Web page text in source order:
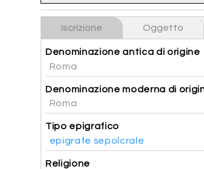
Iscrizione Oggetto
Denominazione antica di origine
Roma
Denominazione moderna di
Roma
Tipo epigrafico
epigrafe sepolcrale
Religione